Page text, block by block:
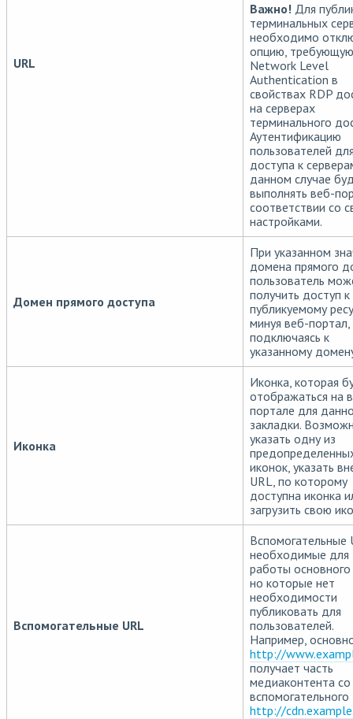
URL
Важно! Для
терминальных
необходимо
опцию, требующую
Network Level
Authentication в
свойствах RDP
на серверах
терминального
Аутентификацию
пользователей
доступа к
данном случае
выполнять веб-
соответствии со
настройками.
Домен прямого доступа
При указанном
домена прямого
пользователь
получить доступ к
публикуемому
минуя веб-портал,
подключаясь к
указанному
Иконка
Иконка, которая
отображаться на
портале для
закладки.
указать одну из
иконок, указать
URL, по которому
доступна иконка
загрузить свою
Вспомогательные URL
Вспомогательные
необходимые для
работы основного
но которые нет
необходимости
публиковать для
пользователей.
Например,
http://
получает часть
медиаконтента со
вспомогательного
http://